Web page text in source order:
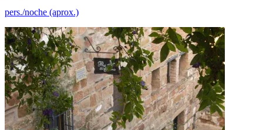
pers./noche (aprox.)